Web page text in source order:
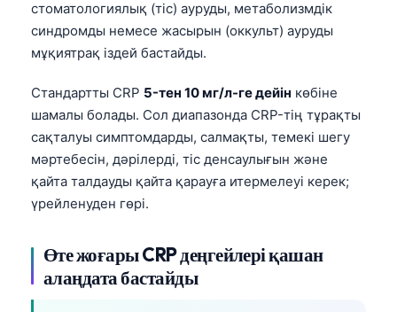
стоматологиялық (тіс) ауруды, метаболизмдік
синдромды немесе жасырын (оккульт) ауруды
мұқиятрақ іздей бастайды.
Стандартты CRP 5-тен 10 мг/л-ге дейін көбіне
шамалы болады. Сол диапазонда CRP-тің тұрақты
сақталуы симптомдарды, салмақты, темекі шегу
мәртебесін, дәрілерді, тіс денсаулығын және
қайта талдауды қайта қарауға итермелеуі керек;
үрейленуден гөрі.
Өте жоғары CRP деңгейлері қашан
алаңдата бастайды
ဗမာစာ
Kiswahili
አማርኛ
Українська
Català
Hrvatski
Slovenčina